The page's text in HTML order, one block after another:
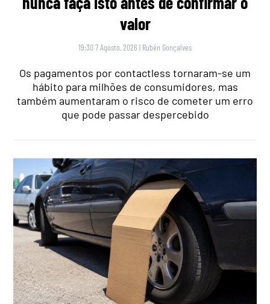
valor
19:30 7 Agosto, 2026 | Rubén Gonçalves
Os pagamentos por contactless tornaram-se um
hábito para milhões de consumidores, mas
também aumentaram o risco de cometer um erro
que pode passar despercebido